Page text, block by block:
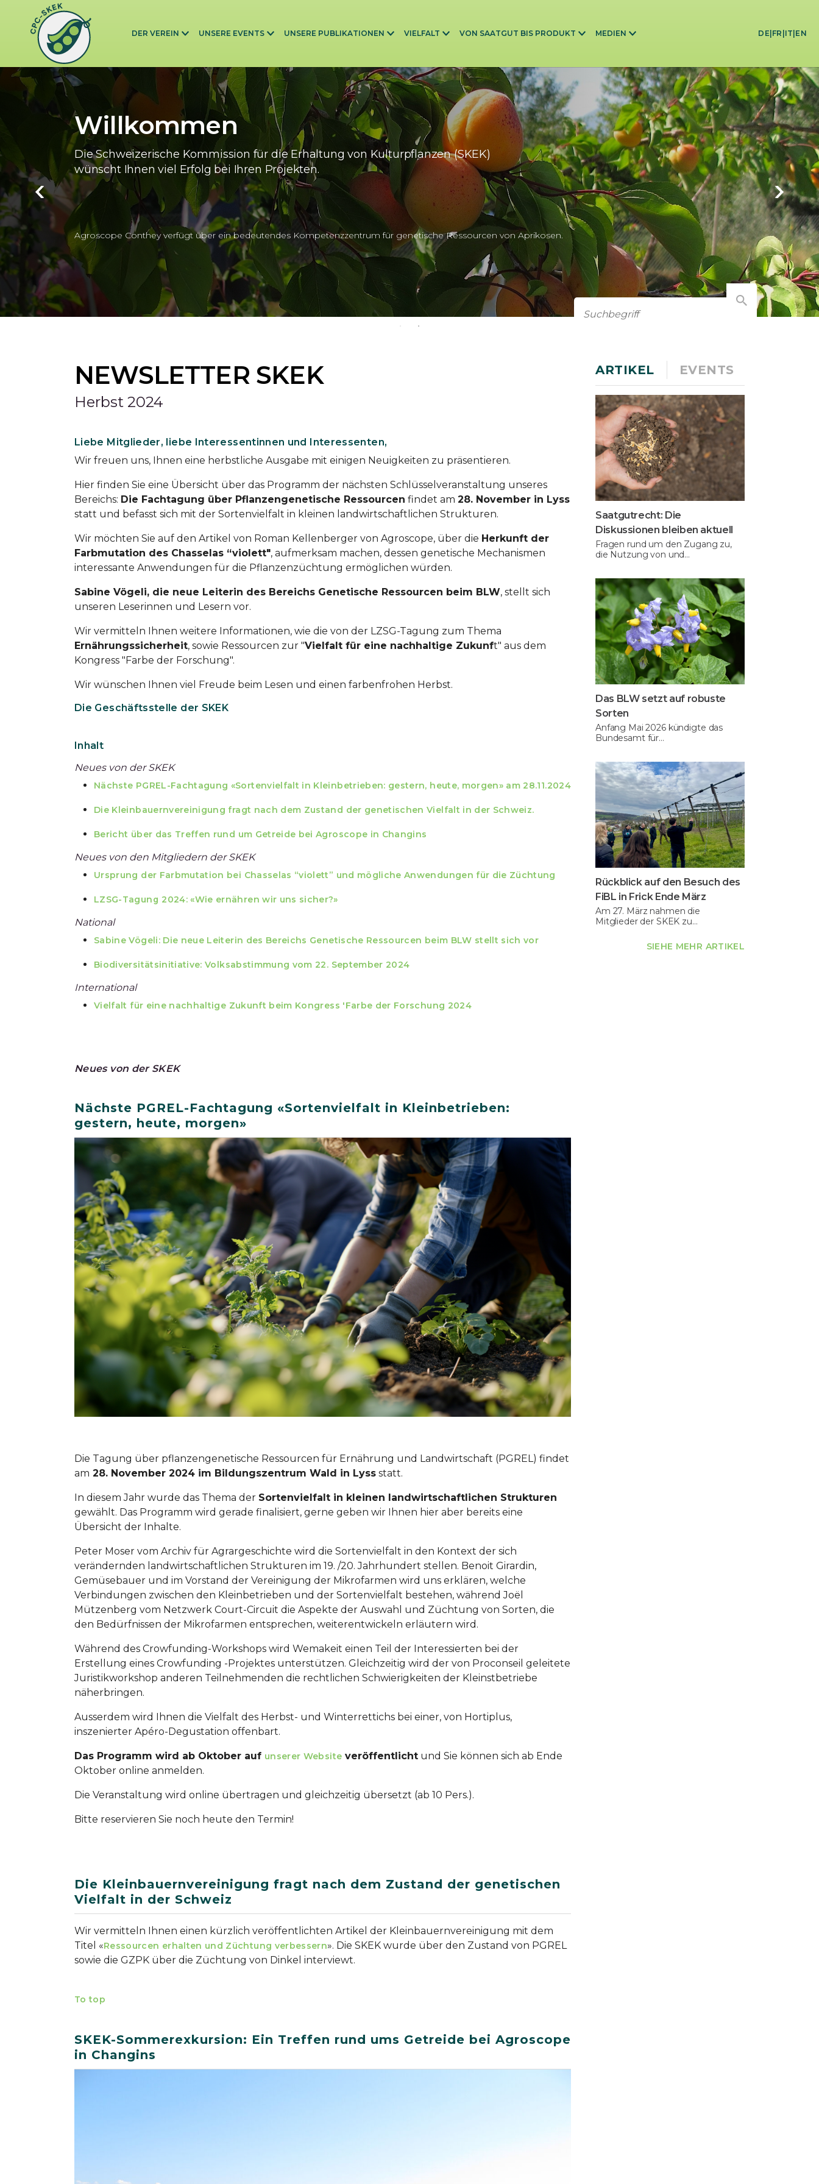
Skip to main content
DER VEREIN UNSERE EVENTS UNSERE PUBLIKATIONEN VIELFALT VON SAATGUT BIS PRODUKT MEDIEN DE| FR IT EN
Willkommen
Die Schweizerische Kommission für die Erhaltung von Kulturpflanzen (SKEK)
wünscht Ihnen viel Erfolg bei Ihren Projekten.
Agroscope Conthey verfügt über ein bedeutendes Kompetenzzentrum für genetische Ressourcen von Aprikosen.
NEWSLETTER SKEK
Herbst 2024
Liebe Mitglieder, liebe Interessentinnen und Interessenten,
Wir freuen uns, Ihnen eine herbstliche Ausgabe mit einigen Neuigkeiten zu präsentieren.
Hier finden Sie eine Übersicht über das Programm der nächsten Schlüsselveranstaltung unseres
Bereichs: Die Fachtagung über Pflanzengenetische Ressourcen findet am 28. November in Lyss
statt und befasst sich mit der Sortenvielfalt in kleinen landwirtschaftlichen Strukturen.
Wir möchten Sie auf den Artikel von Roman Kellenberger von Agroscope, über die Herkunft der
Farbmutation des Chasselas “violett", aufmerksam machen, dessen genetische Mechanismen
interessante Anwendungen für die Pflanzenzüchtung ermöglichen würden.
Sabine Vögeli, die neue Leiterin des Bereichs Genetische Ressourcen beim BLW, stellt sich
unseren Leserinnen und Lesern vor.
Wir vermitteln Ihnen weitere Informationen, wie die von der LZSG-Tagung zum Thema
Ernährungssicherheit, sowie Ressourcen zur "Vielfalt für eine nachhaltige Zukunft" aus dem
Kongress "Farbe der Forschung".
Wir wünschen Ihnen viel Freude beim Lesen und einen farbenfrohen Herbst.
Die Geschäftsstelle der SKEK
Inhalt
Neues von der SKEK
Nächste PGREL-Fachtagung «Sortenvielfalt in Kleinbetrieben: gestern, heute, morgen» am 28.11.2024
Die Kleinbauernvereinigung fragt nach dem Zustand der genetischen Vielfalt in der Schweiz.
Bericht über das Treffen rund um Getreide bei Agroscope in Changins
Neues von den Mitgliedern der SKEK
Ursprung der Farbmutation bei Chasselas “violett” und mögliche Anwendungen für die Züchtung
LZSG-Tagung 2024: «Wie ernähren wir uns sicher?»
National
Sabine Vögeli: Die neue Leiterin des Bereichs Genetische Ressourcen beim BLW stellt sich vor
Biodiversitätsinitiative: Volksabstimmung vom 22. September 2024
International
Vielfalt für eine nachhaltige Zukunft beim Kongress 'Farbe der Forschung 2024
Neues von der SKEK
Nächste PGREL-Fachtagung «Sortenvielfalt in Kleinbetrieben:
gestern, heute, morgen»
Die Tagung über pflanzengenetische Ressourcen für Ernährung und Landwirtschaft (PGREL) findet
am 28. November 2024 im Bildungszentrum Wald in Lyss statt.
In diesem Jahr wurde das Thema der Sortenvielfalt in kleinen landwirtschaftlichen Strukturen
gewählt. Das Programm wird gerade finalisiert, gerne geben wir Ihnen hier aber bereits eine
Übersicht der Inhalte.
Peter Moser vom Archiv für Agrargeschichte wird die Sortenvielfalt in den Kontext der sich
verändernden landwirtschaftlichen Strukturen im 19. /20. Jahrhundert stellen. Benoit Girardin,
Gemüsebauer und im Vorstand der Vereinigung der Mikrofarmen wird uns erklären, welche
Verbindungen zwischen den Kleinbetrieben und der Sortenvielfalt bestehen, während Joël
Mützenberg vom Netzwerk Court-Circuit die Aspekte der Auswahl und Züchtung von Sorten, die
den Bedürfnissen der Mikrofarmen entsprechen, weiterentwickeln erläutern wird.
Während des Crowfunding-Workshops wird Wemakeit einen Teil der Interessierten bei der
Erstellung eines Crowfunding -Projektes unterstützen. Gleichzeitig wird der von Proconseil geleitete
Juristikworkshop anderen Teilnehmenden die rechtlichen Schwierigkeiten der Kleinstbetriebe
näherbringen.
Ausserdem wird Ihnen die Vielfalt des Herbst- und Winterrettichs bei einer, von Hortiplus,
inszenierter Apéro-Degustation offenbart.
Das Programm wird ab Oktober auf unserer Website veröffentlicht und Sie können sich ab Ende
Oktober online anmelden.
Die Veranstaltung wird online übertragen und gleichzeitig übersetzt (ab 10 Pers.).
Bitte reservieren Sie noch heute den Termin!
Die Kleinbauernvereinigung fragt nach dem Zustand der genetischen
Vielfalt in der Schweiz
Wir vermitteln Ihnen einen kürzlich veröffentlichten Artikel der Kleinbauernvereinigung mit dem
Titel «Ressourcen erhalten und Züchtung verbessern». Die SKEK wurde über den Zustand von PGREL
sowie die GZPK über die Züchtung von Dinkel interviewt.
To top
SKEK-Sommerexkursion: Ein Treffen rund ums Getreide bei Agroscope
in Changins
ARTIKEL EVENTS
Saatgutrecht: Die
Diskussionen bleiben aktuell
Fragen rund um den Zugang zu,
die Nutzung von und…
Das BLW setzt auf robuste
Sorten
Anfang Mai 2026 kündigte das
Bundesamt für…
Rückblick auf den Besuch des
FiBL in Frick Ende März
Am 27. März nahmen die
Mitglieder der SKEK zu…
SIEHE MEHR ARTIKEL